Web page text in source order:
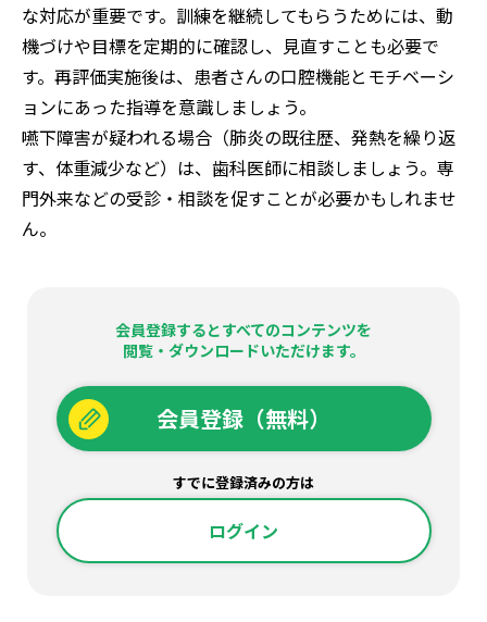
な対応が重要です。訓練を継続してもらうためには、動
機づけや目標を定期的に確認し、見直すことも必要で
す。再評価実施後は、患者さんの口腔機能とモチベーシ
ョンにあった指導を意識しましょう。
嚥下障害が疑われる場合（肺炎の既往歴、発熱を繰り返
す、体重減少など）は、歯科医師に相談しましょう。専
門外来などの受診・相談を促すことが必要かもしれませ
ん。
会員登録するとすべてのコンテンツを
閲覧・ダウンロードいただけます。
会員登録（無料）
すでに登録済みの方は
ログイン